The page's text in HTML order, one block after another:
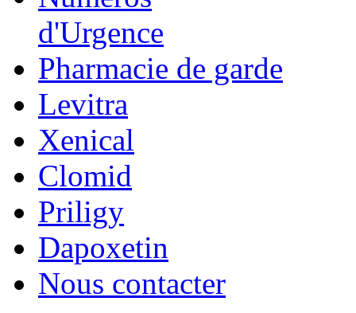
d'Urgence
Pharmacie de garde
Levitra
Xenical
Clomid
Priligy
Dapoxetin
Nous contacter